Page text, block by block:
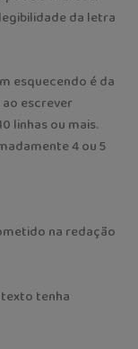
da letra
esquecendo é da
escrever
linhas ou mais.
4 ou 5
na redação
tenha